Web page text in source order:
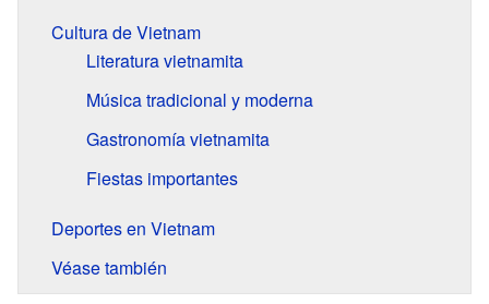
Cultura de Vietnam
Literatura vietnamita
Música tradicional y moderna
Gastronomía vietnamita
Fiestas importantes
Deportes en Vietnam
Véase también